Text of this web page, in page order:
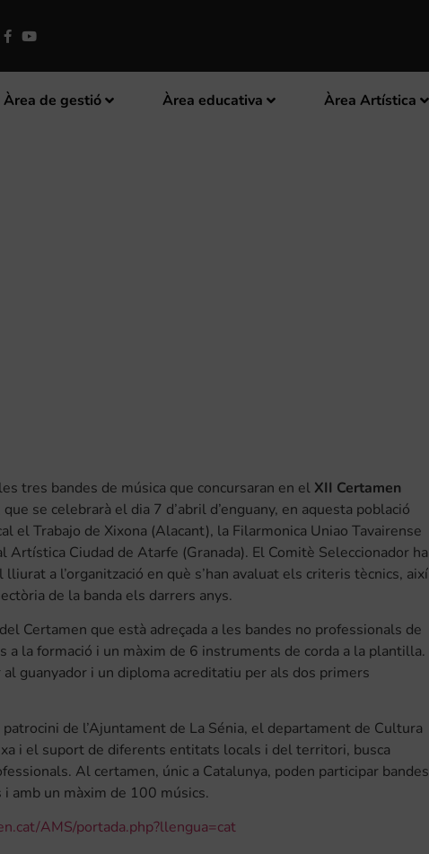
Àrea de gestió Àrea educativa Àrea Artística
tres bandes de música que concursaran en el XII Certamen
que se celebrarà el dia 7 d’abril d’enguany, en aquesta població
el Trabajo de Xixona (Alacant), la Filarmonica Uniao Tavairense
Ciudad de Atarfe (Granada). El Comitè Seleccionador ha
a l’organització en què s’han avaluat els criteris tècnics, així
de la banda els darrers anys.
Certamen que està adreçada a les bandes no professionals de
la formació i un màxim de 6 instruments de corda a la plantilla.
guanyador i un diploma acreditatiu per als dos primers
de l’Ajuntament de La Sénia, el departament de Cultura
i el suport de diferents entitats locals i del territori, busca
Al certamen, únic a Catalunya, poden participar bandes
amb un màxim de 100 músics.
AMS/portada.php?llengua=cat